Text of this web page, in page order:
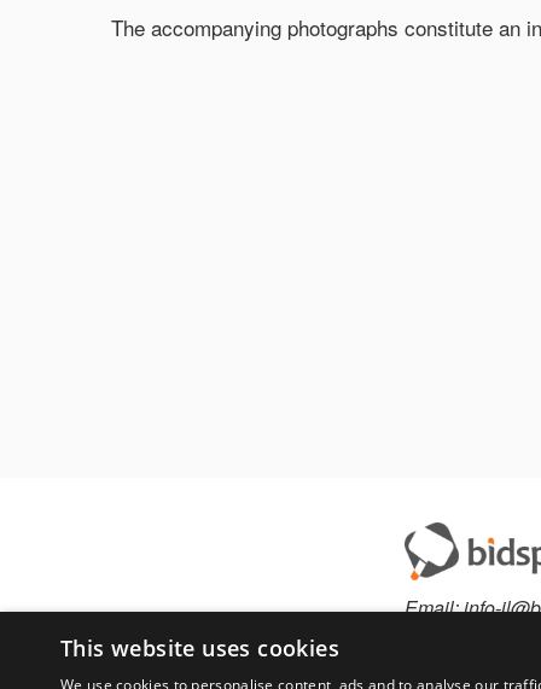
The accompanying photographs constitute an
Email:info-
This website uses cookies
We use cookies to personalise content, ads and to analyse our